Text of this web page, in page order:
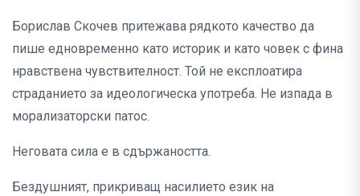
Борислав Скочев притежава рядкото качество да
пише едновременно като историк и като човек с фина
нравствена чувствителност. Той не експлоатира
страданието за идеологическа употреба. Не изпада в
морализаторски патос.
Неговата сила е в сдържаността.
Бездушният, прикриващ насилието език на